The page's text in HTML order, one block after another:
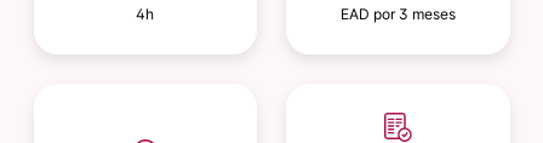
4h EAD por 3 meses